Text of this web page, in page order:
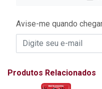
Avise-me quando
Produtos Relacionados